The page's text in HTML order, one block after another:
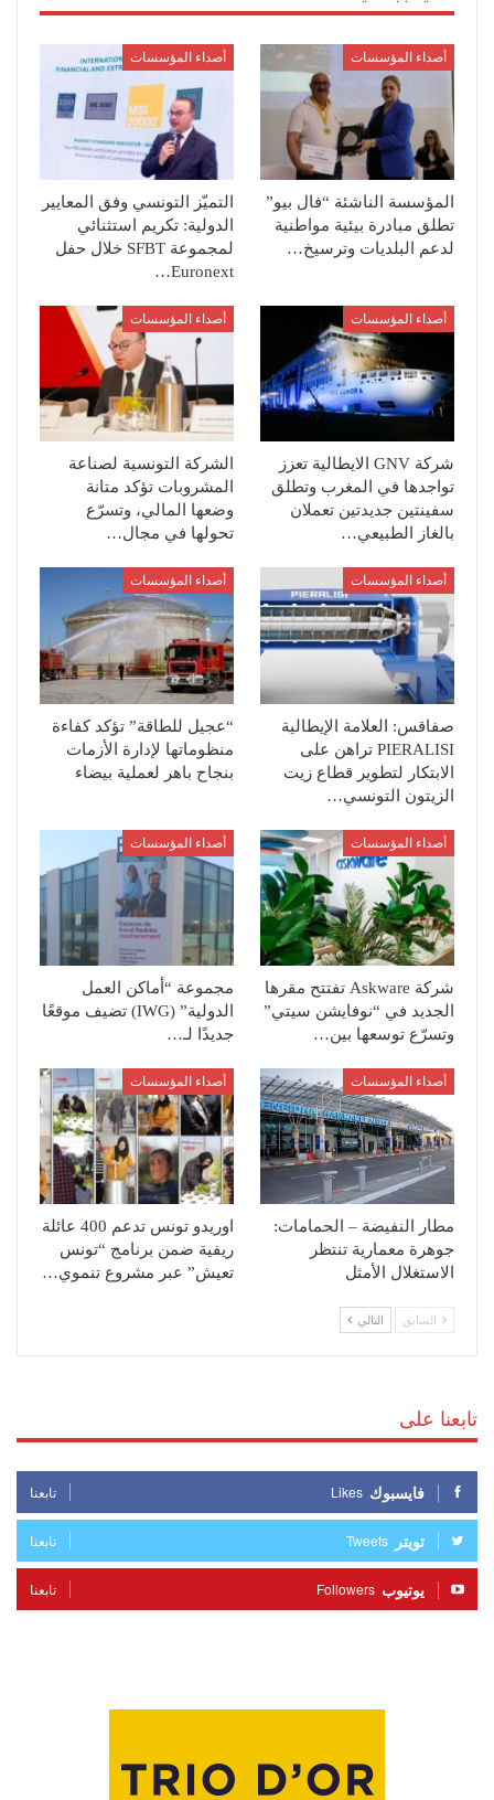
أصداء المؤسسات
المؤسسة الناشئة “فال بيو”
تطلق مبادرة بيئية مواطنية
لدعم البلديات وترسيخ…
أصداء المؤسسات
التميّز التونسي وفق المعايير
الدولية: تكريم استثنائي
لمجموعة SFBT خلال حفل
Euronext…
أصداء المؤسسات
شركة GNV الايطالية تعزز
تواجدها في المغرب وتطلق
سفينتين جديدتين تعملان
بالغاز الطبيعي…
أصداء المؤسسات
الشركة التونسية لصناعة
المشروبات تؤكد متانة
وضعها المالي، وتسرّع
تحولها في مجال…
أصداء المؤسسات
صفاقس: العلامة الإيطالية
PIERALISI تراهن على
الابتكار لتطوير قطاع زيت
الزيتون التونسي…
أصداء المؤسسات
“عجيل للطاقة” تؤكد كفاءة
منظوماتها لإدارة الأزمات
بنجاح باهر لعملية بيضاء
أصداء المؤسسات
شركة Askware تفتتح مقرها
الجديد في “نوفايشن سيتي”
وتسرّع توسعها بين…
أصداء المؤسسات
مجموعة “أماكن العمل
الدولية” (IWG) تضيف موقعًا
جديدًا لـ…
أصداء المؤسسات
مطار النفيضة – الحمامات:
جوهرة معمارية تنتظر
الاستغلال الأمثل‎
أصداء المؤسسات
اوريدو تونس تدعم 400 عائلة
ريفية ضمن برنامج “تونس
تعيش” عبر مشروع تنموي…
السابق التالي
تابعنا على
فايسبوك Likes تابعنا
تويتر Tweets تابعنا
يوتيوب Followers تابعنا